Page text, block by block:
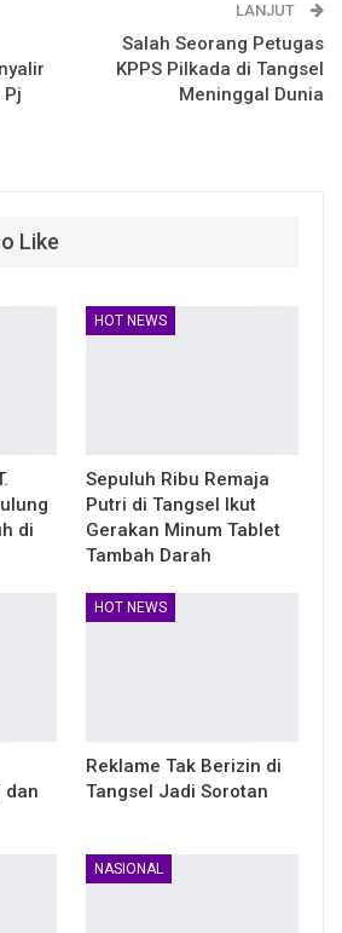
Pj
LANJUT
Salah Seorang Petugas
KPPS Pilkada di Tangsel
Meninggal Dunia
Like
di
HOT NEWS
Sepuluh Ribu Remaja
Putri di Tangsel Ikut
Gerakan Minum Tablet
Tambah Darah
dan
HOT NEWS
Reklame Tak Berizin di
Tangsel Jadi Sorotan
NASIONAL